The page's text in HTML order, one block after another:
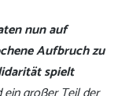
nun auf
Aufbruch zu
spielt